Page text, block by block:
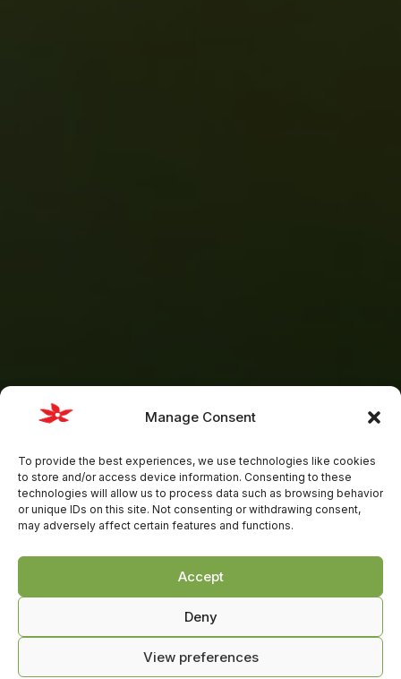
Manage Consent
To provide the best experiences, we use technologies like cookies
to store and/or access device information. Consenting to these
technologies will allow us to process data such as browsing behavior
or unique IDs on this site. Not consenting or withdrawing consent,
may adversely affect certain features and functions.
Accept
Deny
View preferences